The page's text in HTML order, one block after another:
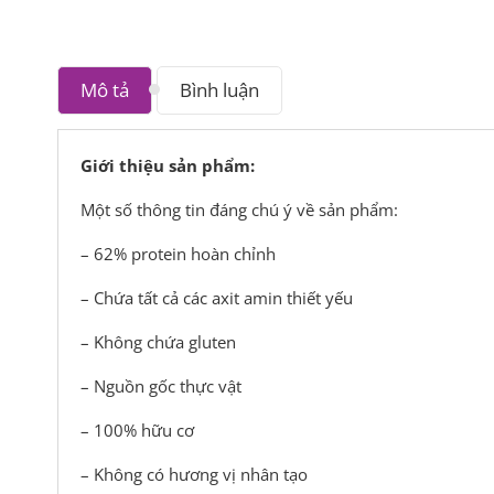
Mô tả Bình luận
Giới thiệu sản phẩm:
Một số thông tin đáng chú ý về sản phẩm:
– 62% protein hoàn chỉnh
– Chứa tất cả các axit amin thiết yếu
– Không chứa gluten
– Nguồn gốc thực vật
– 100% hữu cơ
– Không có hương vị nhân tạo